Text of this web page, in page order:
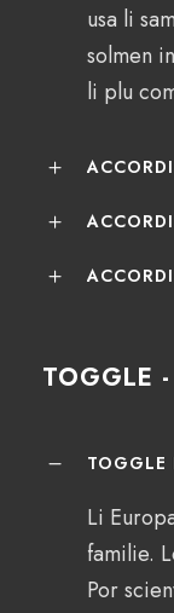
usa li
solmen
li plu
TOGGLE
TOGGLE
Li
familie.
Por